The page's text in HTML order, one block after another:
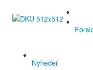
Nyheder